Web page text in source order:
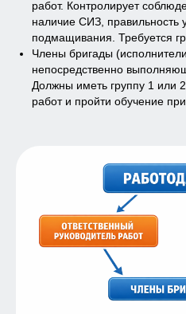
работ. Контролирует
наличие СИЗ, правильность
подмащивания. Требуется
Члены бригады
непосредственно
Должны иметь группу 1 или
работ и пройти обучение
После обучения Вы